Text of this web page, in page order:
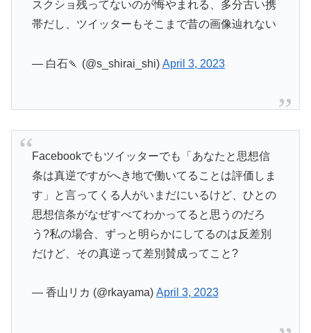
スクショ残ってないのが悔やまれる、多分古い携
帯だし、ツイッターもそこまで昔の画像辿れない
— 白石🍡 (@s_shirai_shi) April 3, 2023
Facebookでもツイッターでも「あなたと思想信
条は真逆ですがへき地で働いてることは評価しま
す」と言ってくる人がいまだにいるけど、ひとの
思想信条がなぜすべてわかってると思うのだろ
う?私の場合、ずっと明らかにしてるのは反差別
だけど、その真逆って差別賛成ってこと?
— 香山リカ (@rkayama) April 3, 2023